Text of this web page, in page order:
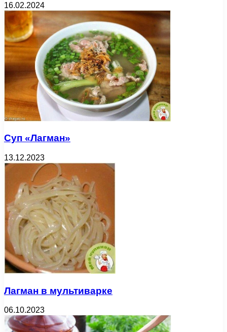
16.02.2024
Суп «Лагман»
13.12.2023
Лагман в мультиварке
06.10.2023